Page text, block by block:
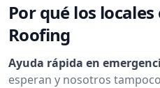
Por qué los
Roofing
Ayuda rápida en
esperan y nosotros